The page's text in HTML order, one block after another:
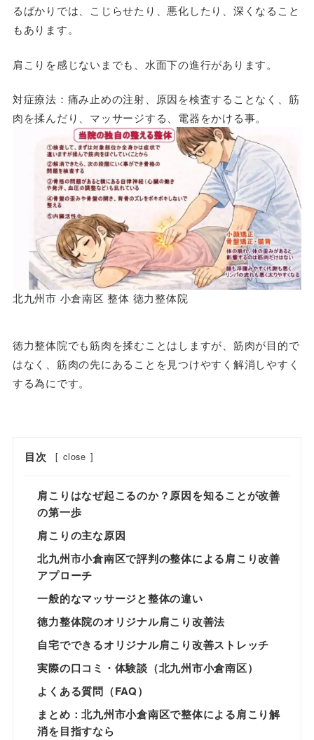
るばかりでは、こじらせたり、悪化したり、深くなること
もあります。
肩こりを感じないまでも、水面下の進行があります。
対症療法 ：痛み止めの注射、原因を検査することなく、筋
肉を揉んだり、マッサージする、電器をかける事。
北九州市 小倉南区 整体 徳力整体院
徳力整体院でも筋肉を揉むことはしますが、筋肉が目的で
はなく、筋肉の先にあることを見つけやすく解消しやすく
する為にです。
目次 [ close ]
肩こりはなぜ起こるのか？原因を知ることが改善
の第一歩
肩こりの主な原因
北九州市小倉南区で評判の整体による肩こり改善
アプローチ
一般的なマッサージと整体の違い
徳力整体院のオリジナル肩こり改善法
自宅でできるオリジナル肩こり改善ストレッチ
実際の口コミ・体験談（北九州市小倉南区）
よくある質問（FAQ）
まとめ：北九州市小倉南区で整体による肩こり解
消を目指すなら